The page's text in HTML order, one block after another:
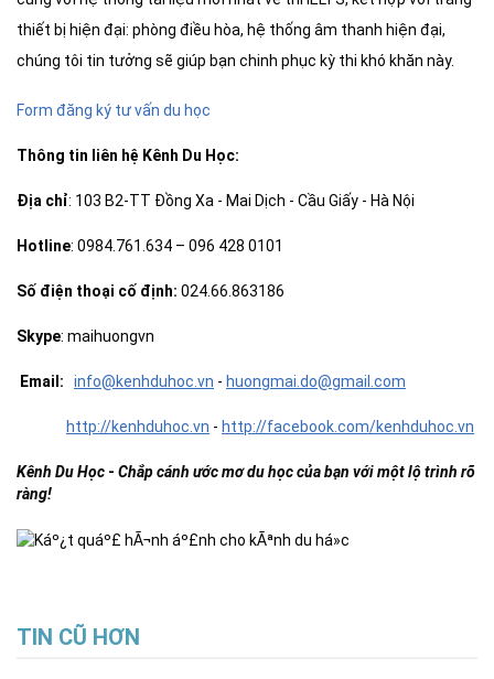
thiết bị hiện đại: phòng điều hòa, hệ thống âm thanh hiện đại,
chúng tôi tin tưởng sẽ giúp bạn chinh phục kỳ thi khó khăn này.
Form đăng ký tư vấn du học
Thông tin liên hệ Kênh Du Học:
Địa chỉ: 103 B2-TT Đồng Xa - Mai Dịch - Cầu Giấy - Hà Nội
Hotline: 0984.761.634 – 096 428 0101
Số điện thoại cố định: 024.66.863186
Skype: maihuongvn
Email: info@kenhduhoc.vn - huongmai .do@gmail.com
http://kenhduhoc.vn - http://facebook.com/kenhduhoc.vn
Kênh Du Học - Chắp cánh ước mơ du học của bạn với một lộ trình rõ
ràng!
TIN CŨ HƠN